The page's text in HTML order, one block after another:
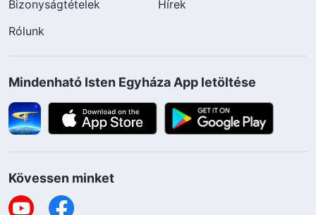
Bizonyságtételek
Hírek
Rólunk
Mindenható Isten Egyháza App letöltése
Kövessen minket